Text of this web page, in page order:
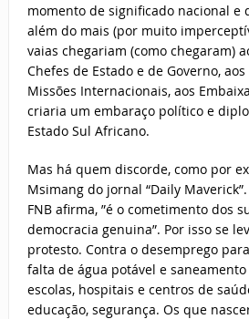
momento de significado nacional e
além do mais (por muito
vaias chegariam (como chegaram)
Chefes de Estado e de Governo,
Missões Internacionais, aos
criaria um embaraço político e
Estado Sul Africano.
Mas há quem discorde, como por
Msimang do jornal “Daily
FNB afirma, ”é o cometimento dos
democracia genuina”. Por isso se
protesto. Contra o desemprego
falta de água potável e
escolas, hospitais e centros de
educação, segurança. Os que